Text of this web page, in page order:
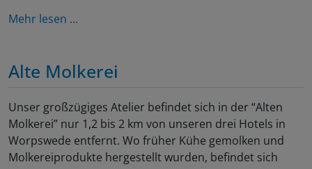
Mehr lesen ...
Alte Molkerei
Unser großzügiges Atelier befindet sich in der “Alten
Molkerei” nur 1,2 bis 2 km von unseren drei Hotels in
Worpswede entfernt. Wo früher Kühe gemolken und
Molkereiprodukte hergestellt wurden, befindet sich